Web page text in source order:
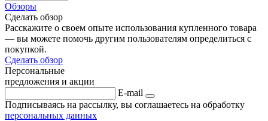
Обзоры
Сделать обзор
Расскажите о своем опыте использования купленного товара
— вы можете помочь другим пользователям определиться с
покупкой.
Сделать обзор
Персональные
предложения и акции
E-mail
Подписываясь на рассылку, вы соглашаетесь на обработку
персональных данных